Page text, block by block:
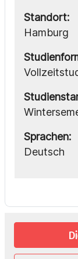
Standort:
Hamburg
Sprachen:
Deutsch